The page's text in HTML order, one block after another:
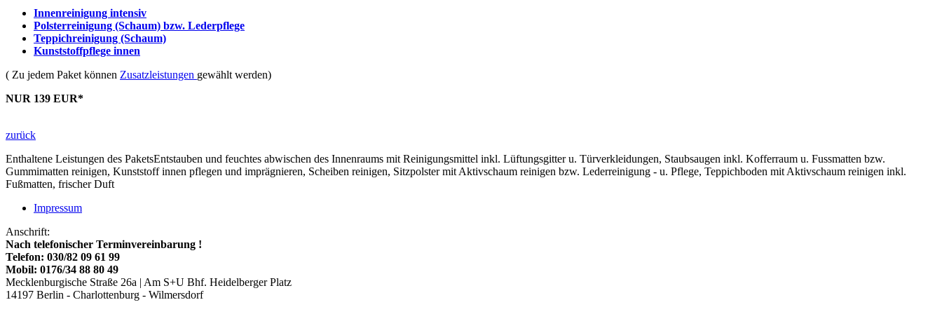
Innenreinigung intensiv
Polsterreinigung (Schaum) bzw. Lederpflege
Teppichreinigung (Schaum)
Kunststoffpflege innen
( Zu jedem Paket können Zusatzleistungen gewählt werden)
NUR 139 EUR*
zurück
Enthaltene Leistungen des PaketsEntstauben und feuchtes abwischen des Innenraums mit Reinigungsmittel inkl. Lüftungsgitter u. Türverkleidungen, Staubsaugen inkl. Kofferraum u. Fussmatten bzw.
Gummimatten reinigen, Kunststoff innen pflegen und imprägnieren, Scheiben reinigen, Sitzpolster mit Aktivschaum reinigen bzw. Lederreinigung - u. Pflege, Teppichboden mit Aktivschaum reinigen inkl.
Fußmatten, frischer Duft
Impressum
Anschrift:
Nach telefonischer Terminvereinbarung !
Telefon: 030/82 09 61 99
Mobil: 0176/34 88 80 49
Mecklenburgische Straße 26a | Am S+U Bhf. Heidelberger Platz
14197 Berlin - Charlottenburg - Wilmersdorf